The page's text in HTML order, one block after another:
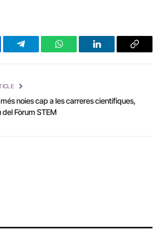
Telegram WhatsAppLinkedIn Copy
noies cap a les carreres científiques,
Fòrum STEM